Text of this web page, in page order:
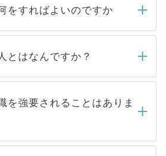
をすればよいのですか
きましたら、弊社担当者がご
認し、その後メールもしくは
5営業日以内にはご連絡をせて
ので、しばらくお待ちくださ
とはなんですか？
で取り扱っている求人の
、Webサイトからご覧いただ
開求人」です。非公開求人は
よって、一般には公開してい
を強要されることはありま
強要することは一切ありませ